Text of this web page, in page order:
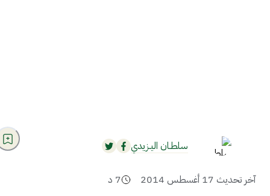
سلطـان اليـزيدي
آخر تحديث 17 أغسطس 2014 7 د